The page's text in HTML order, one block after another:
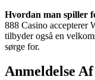
Hvordan man spiller
888 Casino accepterer
tilbyder også en
sørge for.
Anmeldelse